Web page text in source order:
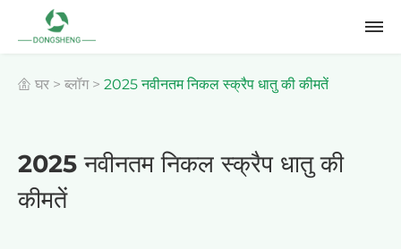
घर > ब्लॉग> 2025 नवीनतम निकल स्क्रैप धातु की कीमतें
2025 नवीनतम निकल स्क्रैप धातु की
कीमतें